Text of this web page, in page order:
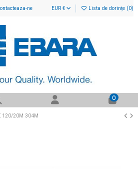
ne EUR € Lista de dorințe (0)
0
120/20M 304M